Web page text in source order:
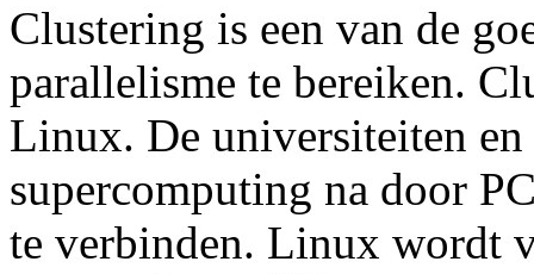
Clustering is een van de
parallelisme te bereiken.
Linux. De universiteiten en
supercomputing na door
te verbinden. Linux wordt